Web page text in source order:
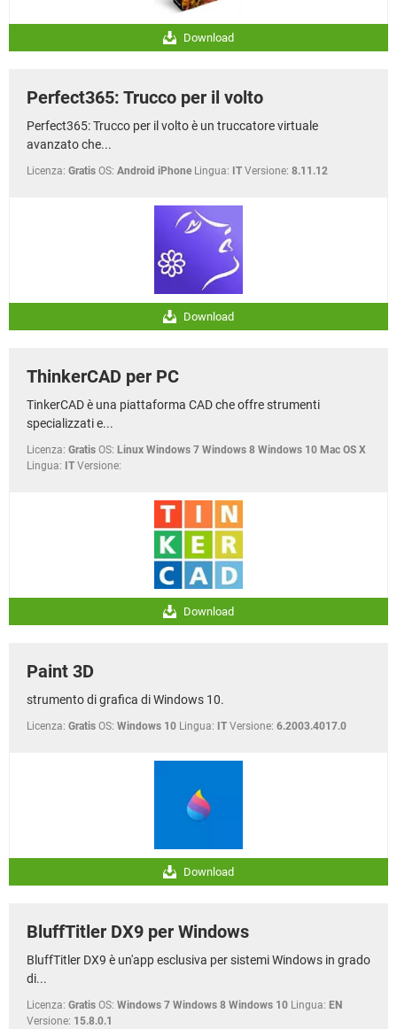
Download
Perfect365: Trucco per il volto
Perfect365: Trucco per il volto è un truccatore virtuale
avanzato che...
Licenza: Gratis OS: Android iPhone Lingua: IT Versione: 8.11.12
Download
ThinkerCAD per PC
TinkerCAD è una piattaforma CAD che offre strumenti
specializzati e...
Licenza: Gratis OS: Linux Windows 7 Windows 8 Windows 10 Mac OS X
Lingua: IT Versione:
Download
Paint 3D
strumento di grafica di Windows 10.
Licenza: Gratis OS: Windows 10 Lingua: IT Versione: 6.2003.4017.0
Download
BluffTitler DX9 per Windows
BluffTitler DX9 è un'app esclusiva per sistemi Windows in grado
di...
Licenza: Gratis OS: Windows 7 Windows 8 Windows 10 Lingua: EN
Versione: 15.8.0.1